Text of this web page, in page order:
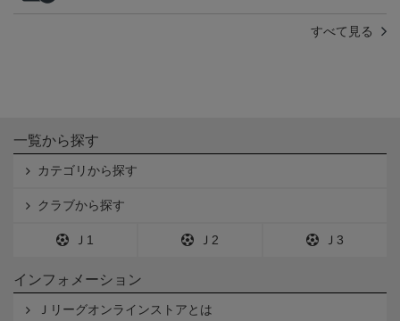
すべて見る
一覧から探す
カテゴリから探す
クラブから探す
Ｊ1 Ｊ2 Ｊ3
インフォメーション
Ｊリーグオンラインストアとは